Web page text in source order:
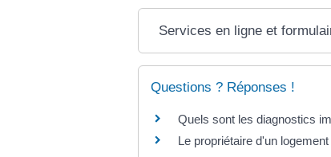
Services en ligne et
Questions ? Réponses !
Quels sont les diagnostics
Le propriétaire d'un